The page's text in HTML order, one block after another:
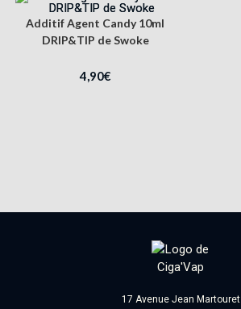
Additif Agent Candy 10ml
DRIP&TIP de Swoke
4,90€
17 Avenue Jean Martouret